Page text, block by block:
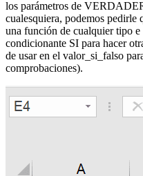
los parámetros de
cualesquiera, podemos pedirle
una función de cualquier tipo
condicionante SI para hacer
de usar en el valor_si_falso
comprobaciones).